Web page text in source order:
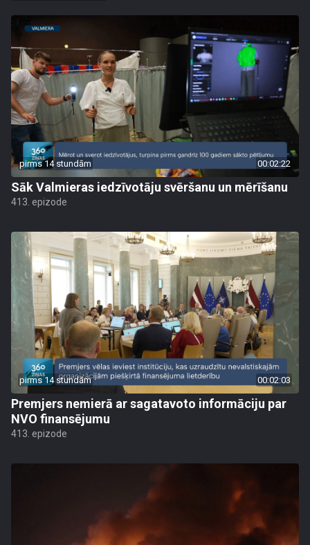
pirms 14 stundām 00:02:22
Sāk Valmieras iedzīvotāju svēršanu un mērīšanu
413. epizode
pirms 14 stundām 00:02:03
Premjers nemierā ar sagatavoto informāciju par
NVO finansējumu
413. epizode